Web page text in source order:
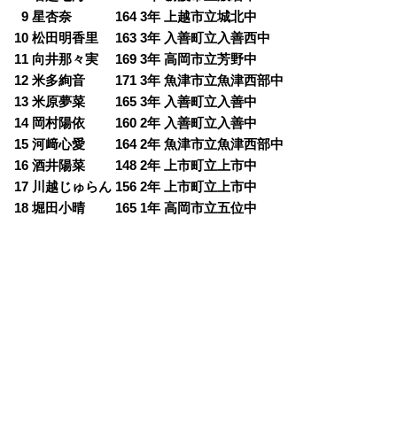
09 星杏奈 164 3年 上越市立城北中
10 松田明香里 163 3年 入善町立入善西中
11 向井那々実 169 3年 高岡市立芳野中
12 米多絢音 171 3年 魚津市立魚津西部中
13 米原夢菜 165 3年 入善町立入善中
14 岡村陽依 160 2年 入善町立入善中
15 河﨑心愛 164 2年 魚津市立魚津西部中
16 酒井陽菜 148 2年 上市町立上市中
17 川越じゅらん 156 2年 上市町立上市中
18 堀田小晴 165 1年 高岡市立五位中